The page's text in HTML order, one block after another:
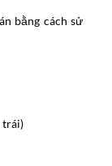
bằng cách sử
trái)